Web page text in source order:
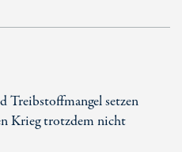
setzen
Krieg trotzdem nicht